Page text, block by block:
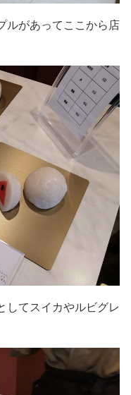
ルがあってここから店
してスイカやルビグレ